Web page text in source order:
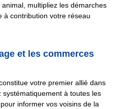
multipliez les démarches
à contribution votre réseau
et les commerces
votre premier allié dans
systématiquement à toutes les
informer vos voisins de la